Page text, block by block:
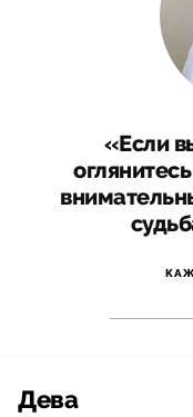
«Если
Дева